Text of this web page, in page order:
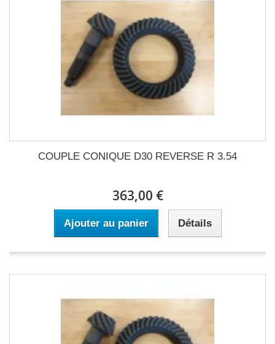
COUPLE CONIQUE D30 REVERSE R 3.54
363,00 €
Ajouter au panier Détails